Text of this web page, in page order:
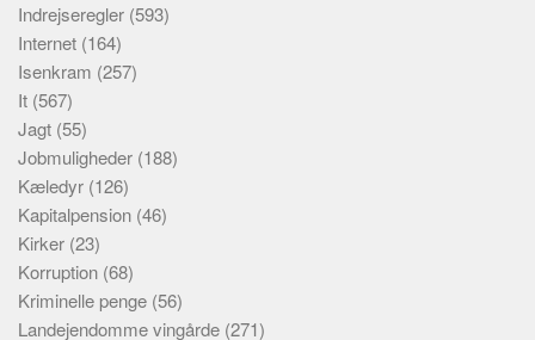
Indrejseregler (593)
Internet (164)
Isenkram (257)
It (567)
Jagt (55)
Jobmuligheder (188)
Kæledyr (126)
Kapitalpension (46)
Kirker (23)
Korruption (68)
Kriminelle penge (56)
Landejendomme vingårde (271)